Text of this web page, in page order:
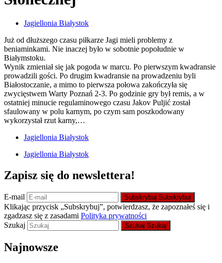
Jagiellonia Białystok
Już od dłuższego czasu piłkarze Jagi mieli problemy z
beniaminkami. Nie inaczej było w sobotnie popołudnie w
Białymstoku.
Wynik zmieniał się jak pogoda w marcu. Po pierwszym kwadransie
prowadzili gości. Po drugim kwadransie na prowadzeniu byli
Białostoczanie, a mimo to pierwsza połowa zakończyła się
zwycięstwem Warty Poznań 2-3. Po godzinie gry był remis, a w
ostatniej minucie regulaminowego czasu Jakov Puljić został
sfaulowany w polu karnym, po czym sam poszkodowany
wykorzystał rzut karny,…
Jagiellonia Białystok
Jagiellonia Białystok
Zapisz się do newslettera!
E-mail Subskrybuj Subskrybuj
Klikając przycisk „Subskrybuj”, potwierdzasz, że zapoznałeś się i
zgadzasz się z zasadami Polityka prywatności
Szukaj
Szukaj Szukaj
Najnowsze